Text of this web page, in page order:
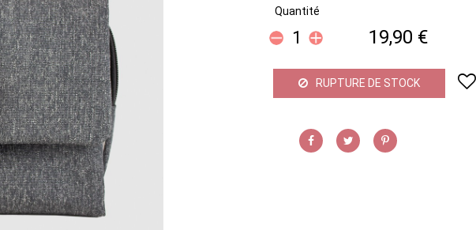
Quantité
19,90 €
RUPTURE DE STOCK